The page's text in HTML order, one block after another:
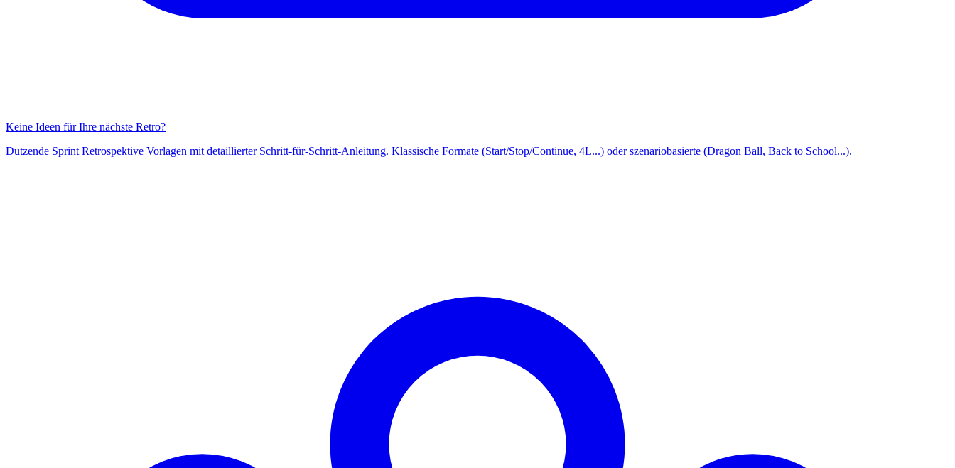
Keine Ideen für Ihre nächste Retro?
Dutzende Sprint Retrospektive Vorlagen mit detaillierter Schritt-für-Schritt-Anleitung. Klassische Formate (Start/Stop/Continue, 4L...) oder szenariobasierte (Dragon Ball, Back to School...).